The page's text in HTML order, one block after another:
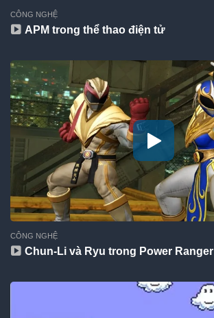
CÔNG NGHỆ
APM trong thể thao điện tử
CÔNG NGHỆ
Chun-Li và Ryu trong Power Ranger